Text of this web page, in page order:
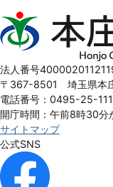
本
庄
Honjo
City
法人番号
〒367-8501 埼玉県本
電話番号：0495-25-
開庁時間：午前8時30分
サイトマップ
公式SNS